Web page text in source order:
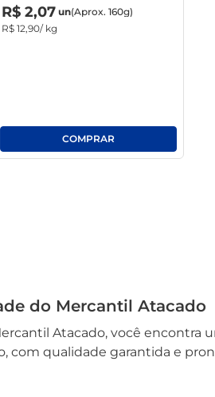
R$ 2,07 un(Aprox. 160g)
R$ 12,90/ kg
do Mercantil Atacado
Atacado, você encontra
com qualidade garantida e